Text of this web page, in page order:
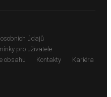
údajů
pro uživatele
obsahu
Kontakty Kariéra